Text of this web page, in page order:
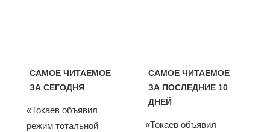
САМОЕ ЧИТАЕМОЕ
ЗА СЕГОДНЯ
«Токаев объявил
режим тотальной
САМОЕ ЧИТАЕМОЕ
ЗА ПОСЛЕДНИЕ 10
ДНЕЙ
«Токаев объявил